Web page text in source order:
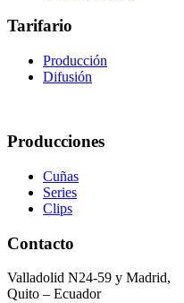
Tarifario
Producción
Difusión
Producciones
Cuñas
Series
Clips
Contacto
Valladolid N24-59 y Madrid,
Quito – Ecuador